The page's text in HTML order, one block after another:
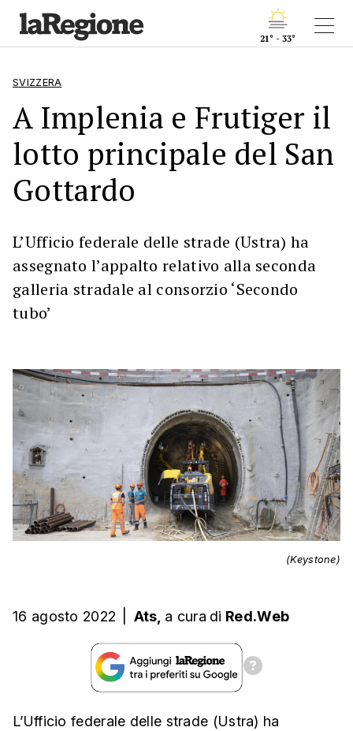
21° - 33°
SVIZZERA
A Implenia e Frutiger il
lotto principale del San
Gottardo
L’Ufficio federale delle strade (Ustra) ha
assegnato l’appalto relativo alla seconda
galleria stradale al consorzio ‘Secondo
tubo’
(Keystone)
16 agosto 2022 Ats, a cura di Red.Web
L’Ufficio federale delle strade (Ustra) ha